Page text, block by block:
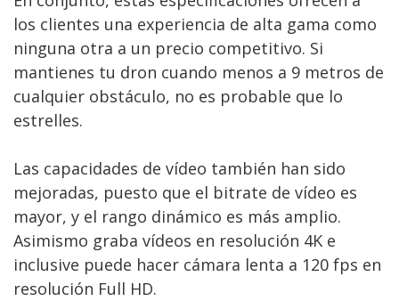
los clientes una experiencia de alta gama como
ninguna otra a un precio competitivo. Si
mantienes tu dron cuando menos a 9 metros de
cualquier obstáculo, no es probable que lo
estrelles.
Las capacidades de vídeo también han sido
mejoradas, puesto que el bitrate de vídeo es
mayor, y el rango dinámico es más amplio.
Asimismo graba vídeos en resolución 4K e
inclusive puede hacer cámara lenta a 120 fps en
resolución Full HD.